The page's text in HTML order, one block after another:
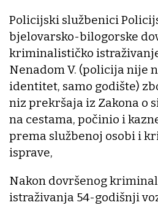
Policijski službenici
bjelovarsko-bilogorske
kriminalističko
Nenadom V. (policija nije
identitet, samo godište)
niz prekršaja iz Zakona o
na cestama, počinio i
prema službenoj osobi i
isprave,
Nakon dovršenog
istraživanja 54-godišnji